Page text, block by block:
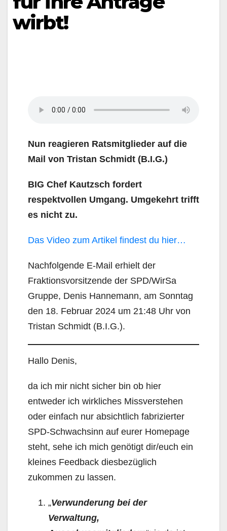
wirbt!
Nun reagieren Ratsmitglieder auf die
Mail von Tristan Schmidt (B.I.G.)
BIG Chef Kautzsch fordert
respektvollen Umgang. Umgekehrt trifft
es nicht zu.
Das Video zum Artikel findest du hier…
Nachfolgende E-Mail erhielt der
Fraktionsvorsitzende der SPD/WirSa
Gruppe, Denis Hannemann, am Sonntag
den 18. Februar 2024 um 21:48 Uhr von
Tristan Schmidt (B.I.G.).
Hallo Denis,
da ich mir nicht sicher bin ob hier
entweder ich wirkliches Missverstehen
oder einfach nur absichtlich fabrizierter
SPD-Schwachsinn auf eurer Homepage
steht, sehe ich mich genötigt dir/euch ein
kleines Feedback diesbezüglich
zukommen zu lassen.
„Verwunderung bei der
Verwaltung,